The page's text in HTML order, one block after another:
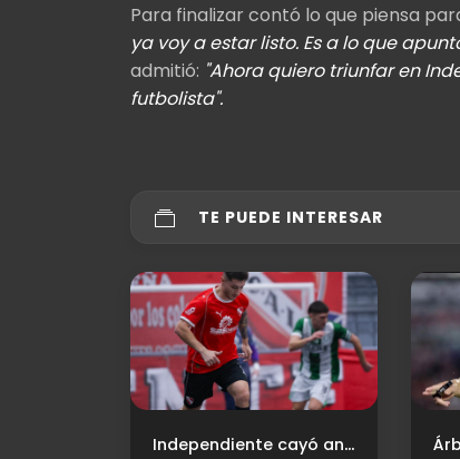
Para finalizar contó lo que piensa
ya voy a estar listo. Es a lo que
admitió: "Ahora quiero triunfar en
futbolista".
TE PUEDE INTERESAR
Independiente cayó ante Pinocho y se despidió de la Copa de Oro